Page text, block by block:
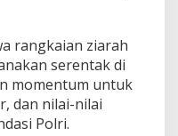
rangkaian ziarah
serentak di
momentum untuk
dan nilai-nilai
Polri.